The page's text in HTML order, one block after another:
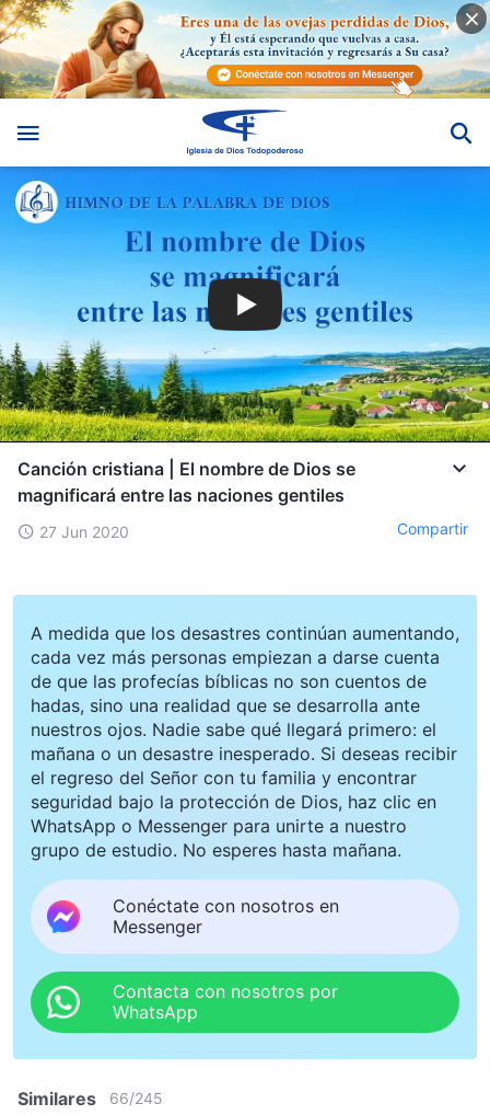
Canción cristiana | El nombre de Dios se
magnificará entre las naciones gentiles
27 Jun 2020 Compartir
A medida que los desastres continúan aumentando,
cada vez más personas empiezan a darse cuenta
de que las profecías bíblicas no son cuentos de
hadas, sino una realidad que se desarrolla ante
nuestros ojos. Nadie sabe qué llegará primero: el
mañana o un desastre inesperado. Si deseas recibir
el regreso del Señor con tu familia y encontrar
seguridad bajo la protección de Dios, haz clic en
WhatsApp o Messenger para unirte a nuestro
grupo de estudio. No esperes hasta mañana.
Conéctate con nosotros en
Messenger
Contacta con nosotros por
WhatsApp
Similares 66/245